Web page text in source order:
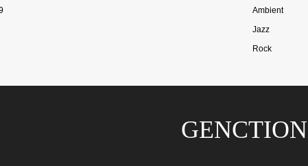
Ambient
Jazz
Rock
GENCTION